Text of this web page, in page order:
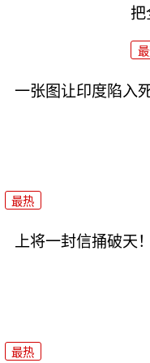
把
一张图让印度陷入
最热
上将一封信捅破天
最热